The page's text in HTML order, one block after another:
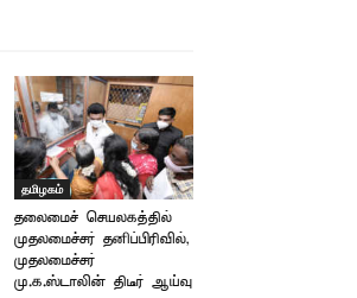
தமிழகம்
தலைமைச் செயலகத்தில்
முதலமைச்சர் தனிப்பிரிவில்,
முதலமைச்சர்
மு.க.ஸ்டாலின் திடீர் ஆய்வு